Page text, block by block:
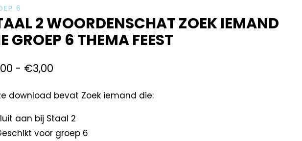
6
2 WOORDENSCHAT ZOEK IEMAND
GROEP 6 THEMA FEEST
- €3,00
download bevat Zoek iemand die:
aan bij Staal 2
voor groep 6